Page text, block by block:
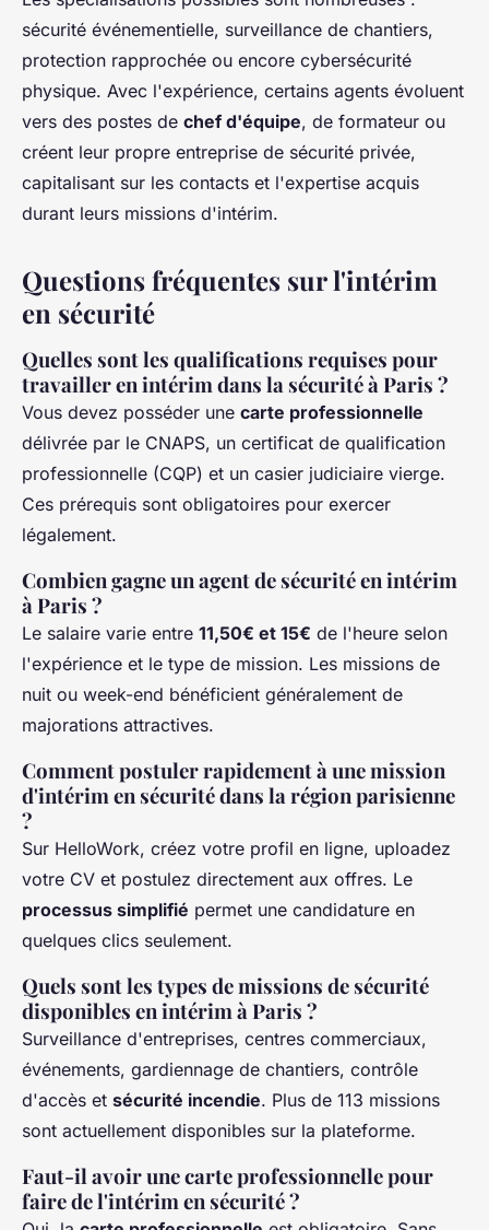
sécurité événementielle, surveillance de chantiers,
protection rapprochée ou encore cybersécurité
physique. Avec l'expérience, certains agents évoluent
vers des postes de chef d'équipe, de formateur ou
créent leur propre entreprise de sécurité privée,
capitalisant sur les contacts et l'expertise acquis
durant leurs missions d'intérim.
Questions fréquentes sur l'intérim
en sécurité
Quelles sont les qualifications requises pour
travailler en intérim dans la sécurité à Paris ?
Vous devez posséder une carte professionnelle
délivrée par le CNAPS, un certificat de qualification
professionnelle (CQP) et un casier judiciaire vierge.
Ces prérequis sont obligatoires pour exercer
légalement.
Combien gagne un agent de sécurité en intérim
à Paris ?
Le salaire varie entre 11,50€ et 15€ de l'heure selon
l'expérience et le type de mission. Les missions de
nuit ou week-end bénéficient généralement de
majorations attractives.
Comment postuler rapidement à une mission
d'intérim en sécurité dans la région parisienne
?
Sur HelloWork, créez votre profil en ligne, uploadez
votre CV et postulez directement aux offres. Le
processus simplifié permet une candidature en
quelques clics seulement.
Quels sont les types de missions de sécurité
disponibles en intérim à Paris ?
Surveillance d'entreprises, centres commerciaux,
événements, gardiennage de chantiers, contrôle
d'accès et sécurité incendie. Plus de 113 missions
sont actuellement disponibles sur la plateforme.
Faut-il avoir une carte professionnelle pour
faire de l'intérim en sécurité ?